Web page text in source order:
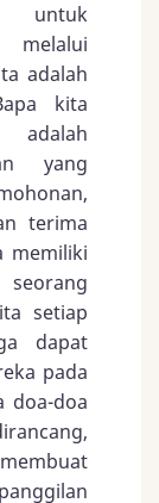
untuk
melalui
adalah
kita
yang
terima
memiliki
setiap
dapat
pada
doa-doa